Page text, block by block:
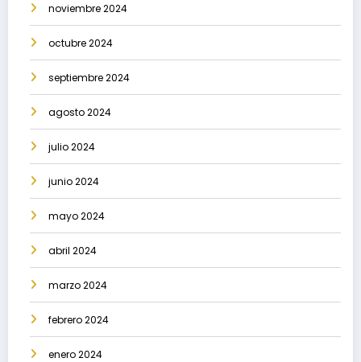
noviembre 2024
octubre 2024
septiembre 2024
agosto 2024
julio 2024
junio 2024
mayo 2024
abril 2024
marzo 2024
febrero 2024
enero 2024